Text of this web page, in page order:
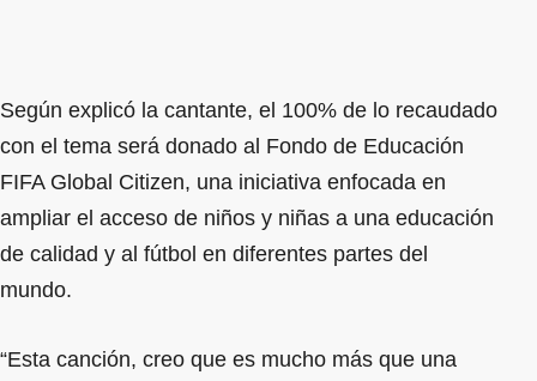
Según explicó la cantante, el 100% de lo recaudado
con el tema será donado al Fondo de Educación
FIFA Global Citizen, una iniciativa enfocada en
ampliar el acceso de niños y niñas a una educación
de calidad y al fútbol en diferentes partes del
mundo.
“Esta canción, creo que es mucho más que una